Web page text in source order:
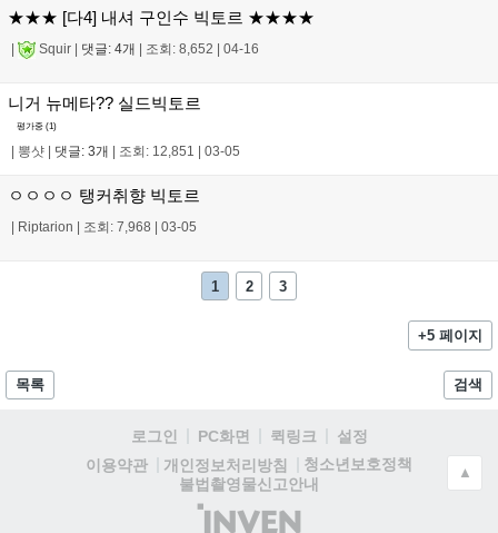
★★★ [다4] 내셔 구인수 빅토르 ★★★★
| Squir | 댓글: 4개 | 조회: 8,652 | 04-16
니거 뉴메타?? 실드빅토르
평가중 (1)
뽕샷 댓글: 3개 조회: 12,851 03-05
ㅇㅇㅇㅇ 탱커취향 빅토르
Riptarion 조회: 7,968 03-05
1 2 3
+5 페이지
목록 검색
로그인 PC화면 퀵링크
설정
이용약관
개인정보처리방침
청소년보호정책
불법촬영물신고안내
(주)
▲